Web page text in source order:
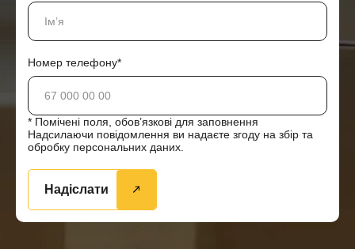
Номер телефону*
* Помічені поля, обов’язкові для заповнення
Надсилаючи повідомлення ви надаєте згоду на збір та
обробку персональних даних.
Надіслати